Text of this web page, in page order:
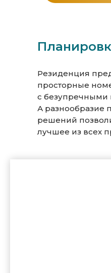
Резиденция
просторные
с безупречными
А разнообразие
решений
лучшее из всех